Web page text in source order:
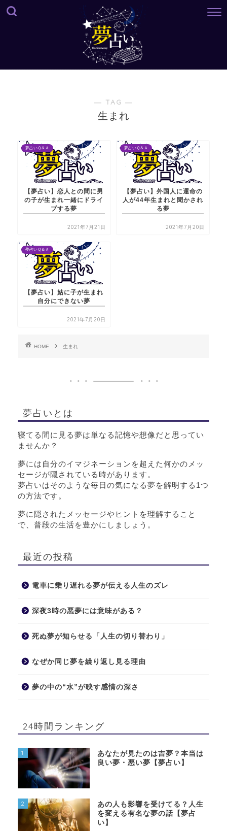
― TAG ―
生まれ
夢占いＱ＆Ａ
【夢占い】恋人との間に男
の子が生まれ一緒にドライ
ブする夢
2021年7月21日
夢占いＱ＆Ａ
【夢占い】外国人に運命の
人が44年生まれと聞かされ
る夢
2021年7月20日
夢占いＱ＆Ａ
【夢占い】姑に子が生まれ
自分にできない夢
2021年7月20日
HOME 生まれ
夢占いとは
寝てる間に見る夢は単なる記憶や想像だと思ってい
ませんか？
夢には自分のイマジネーションを超えた何かのメッ
セージが隠されている時があります。
夢占いはそのような毎日の気になる夢を解明する1つ
の方法です。
夢に隠されたメッセージやヒントを理解すること
で、普段の生活を豊かにしましょう。
最近の投稿
電車に乗り遅れる夢が伝える人生のズレ
深夜3時の悪夢には意味がある？
死ぬ夢が知らせる「人生の切り替わり」
なぜか同じ夢を繰り返し見る理由
夢の中の“水”が映す感情の深さ
24時間ランキング
1
あなたが見たのは吉夢？本当は
良い夢・悪い夢【夢占い】
2
あの人も影響を受けてる？人生
を変える有名な夢の話【夢占
い】